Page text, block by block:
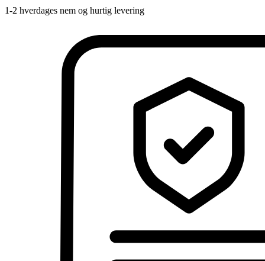
1-2 hverdages nem og hurtig levering